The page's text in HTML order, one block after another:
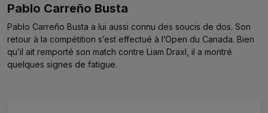
Pablo Carreño Busta
Pablo Carreño Busta a lui aussi connu des soucis de dos. Son
retour à la compétition s’est effectué à l’Open du Canada. Bien
qu’il ait remporté son match contre Liam Draxl, il a montré
quelques signes de fatigue.